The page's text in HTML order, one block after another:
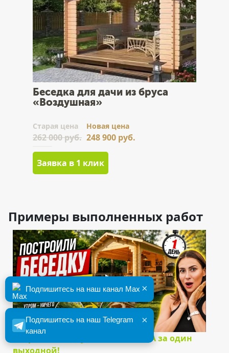
Беседка для дачи из бруса
«Воздушная»
Cтарая цена
262 000 руб.
Новая цена
248 900 руб.
Заявка в 1 клик
Примеры выполненных работ
Собрали беседку из МИНИ-БРУСА за один
выходной!
×
Подпишитесь на наш Telegram
канал
×
Подпишитесь на наш канал Max